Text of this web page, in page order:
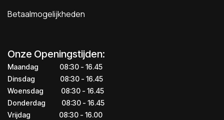
Betaalmogelijkheden
Onze Openingstijden:
Maandag
​​​08:30 - 16.45​
Dinsdag
​​​​08:30 - 16.45
Woensdag
​08:30 - 16.45
Donderdag
​​​​​08:30 - 16.45
Vrijdag
​​​​​08:30 - 16.00